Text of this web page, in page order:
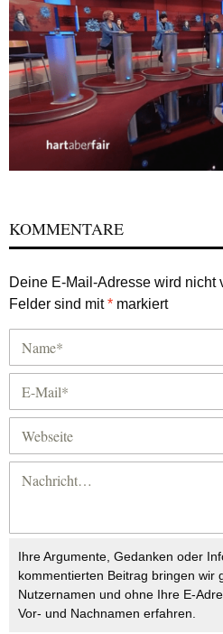
KOMMENTARE
Deine E-Mail-Adresse wird nicht
Felder sind mit* markiert
Ihre Argumente, Gedanken oder
kommentierten Beitrag bringen wir
Nutzernamen und ohne Ihre E-
Vor- und Nachnamen erfahren.